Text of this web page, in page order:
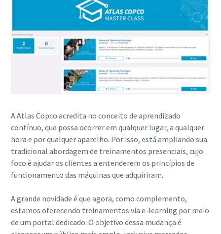
Veja todos os nossos setores
Ver todos
Momentum Talks
Descubra entrevistas inspiradoras e envolventes sobre a
Atlas Copco
Assistir
Documentação e recursos
A Atlas Copco acredita no conceito de aprendizado
contínuo, que possa ocorrer em qualquer lugar, a qualquer
hora e por qualquer aparelho. Por isso, está ampliando sua
tradicional abordagem de treinamentos presenciais, cujo
foco é ajudar os clientes a entenderem os princípios de
funcionamento das máquinas que adquiriram.
A grande novidade é que agora, como complemento,
estamos oferecendo treinamentos via e-learning por meio
de um portal dedicado. O objetivo dessa mudança é